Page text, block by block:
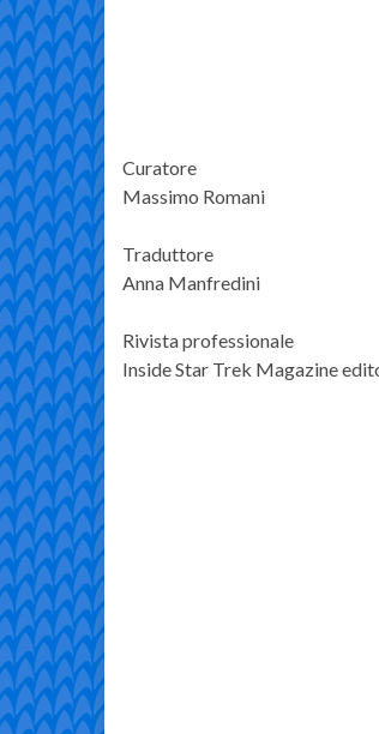
Curatore
Massimo Romani
Traduttore
Anna Manfredini
Rivista professionale
Inside Star Trek Magazine